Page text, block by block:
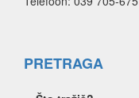
PRETRAGA